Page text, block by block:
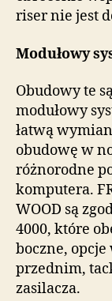
riser nie jest
Modułowy
Obudowy te
modułowy
łatwą
obudowę w
różnorodne
komputera.
WOOD są
4000, które
boczne,
przednim,
zasilacza.